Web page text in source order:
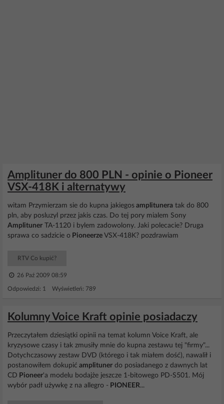
Amplituner do 800 PLN - opinie o Pioneer
VSX-418K i alternatywy
witam Przymierzam sie do kupna jakiegos amplitunera tak do 800
pln, aby posluzyl przez jakis czas. Do tej pory mialem Sony
Amplituner TA-1120 i bylem zadowolony. Jaki polecacie? Druga
sprawa co sadzicie o Pioneerze VSX-418K? pozdrawiam
RTV Co kupić?
26 Paź 2009 08:59
Odpowiedzi: 1 Wyświetleń: 789
Kolumny Voice Kraft opinie posiadaczy
Przeczytałem dziesiątki opinii na temat kolumn Voice Kraft, ale
kryzysowe czasy i tak zmusiły mnie do kupna zestawu tej "firmy"...
Dotychczasowy zestaw DVD (którego i tak miałem dość), nawalił i
postanowiłem dokupić amplituner do posiadanego z dawnych lat
CD Pioneer'a modelu bodajże jeszcze 1-bitowego PD-S501. Mój
wybór padł używkę z na allegro - PIONEER...